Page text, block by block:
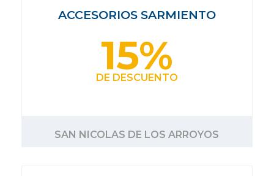
ACCESORIOS SARMIENTO
15%
DE DESCUENTO
SAN NICOLAS DE LOS ARROYOS